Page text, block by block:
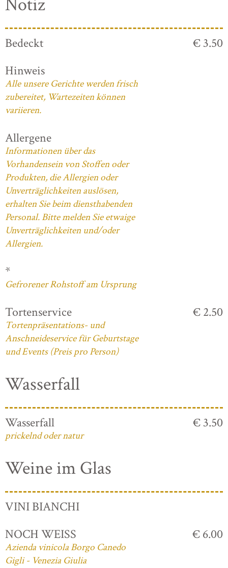
Notiz
Bedeckt
€ 3.50
Hinweis
Alle unsere Gerichte werden frisch
zubereitet, Wartezeiten können
variieren.
Allergene
Informationen über das
Vorhandensein von Stoffen oder
Produkten, die Allergien oder
Unverträglichkeiten auslösen,
erhalten Sie beim diensthabenden
Personal. Bitte melden Sie etwaige
Unverträglichkeiten und/oder
Allergien.
*
Gefrorener Rohstoff am Ursprung
Tortenservice
Tortenpräsentations- und
Anschneideservice für Geburtstage
und Events (Preis pro Person)
€ 2.50
Wasserfall
Wasserfall
prickelnd oder natur
€ 3.50
Weine im Glas
VINI BIANCHI
NOCH WEISS
Azienda vinicola Borgo Canedo
Gigli - Venezia Giulia
€ 6.00